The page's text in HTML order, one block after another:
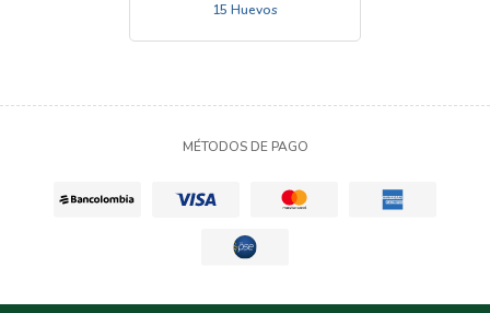
15 Huevos
MÉTODOS DE PAGO